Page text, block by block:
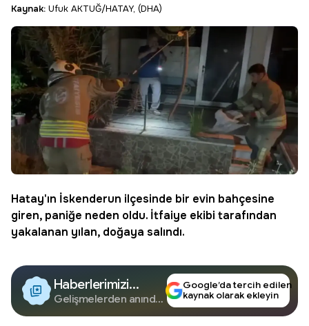
Kaynak: Ufuk AKTUĞ/HATAY, (DHA)
Hatay'ın İskenderun ilçesinde bir evin bahçesine
giren, paniğe neden oldu. İtfaiye ekibi tarafından
yakalanan yılan, doğaya salındı.
Haberlerimizi
Google'da Takip
Edin
Gelişmelerden anında
Google’da tercih edilen
kaynak olarak ekleyin